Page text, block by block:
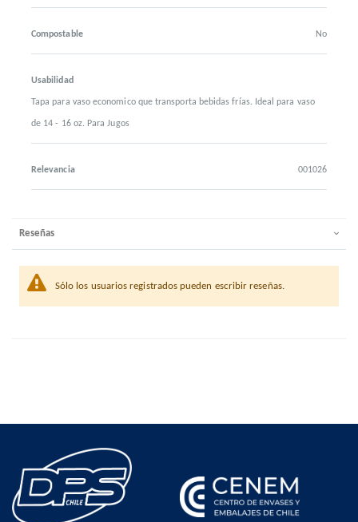
Compostable No
Usabilidad
Tapa para vaso economico que transporta bebidas frías. Ideal para vaso
de 14 - 16 oz. Para Jugos
Relevancia 001026
Reseñas
Sólo los usuarios registrados pueden escribir reseñas.